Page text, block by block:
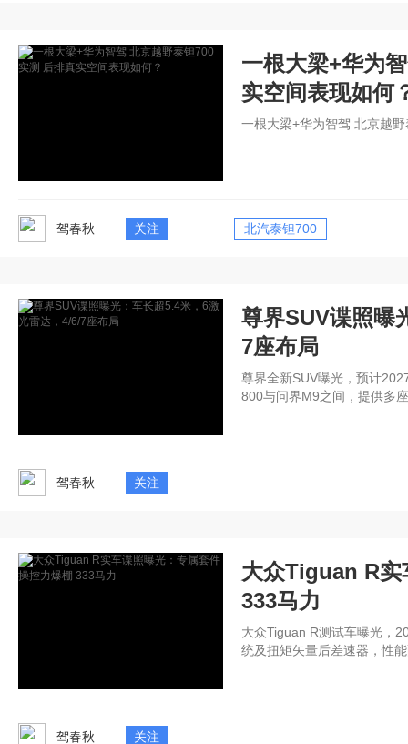
一根大梁+华为
实空间表现如何
一根大梁+华为智驾 北京越
驾春秋 关注 北汽泰钽700
尊界SUV谍照曝
7座布局
尊界全新SUV曝光，预计
800与问界M9之间，提供多
驾春秋 关注
大众Tiguan R实
333马力
大众Tiguan R测试车曝光，
统及扭矩矢量后差速器，性
驾春秋 关注